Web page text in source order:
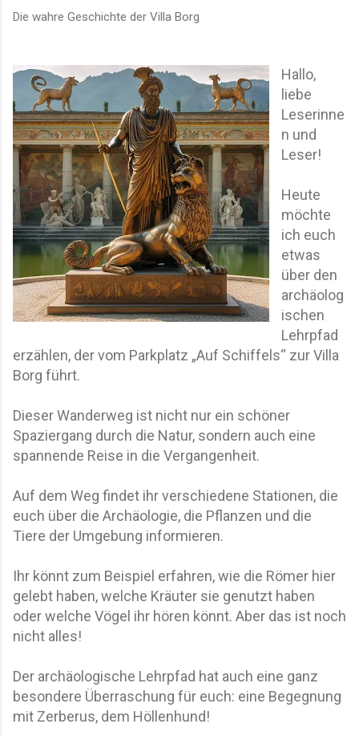
Die wahre Geschichte der Villa Borg
Hallo,
liebe
Leserinne
n und
Leser!
Heute
möchte
ich euch
etwas
über den
archäolog
ischen
Lehrpfad
erzählen, der vom Parkplatz „Auf Schiffels“ zur Villa
Borg führt.
Dieser Wanderweg ist nicht nur ein schöner
Spaziergang durch die Natur, sondern auch eine
spannende Reise in die Vergangenheit.
Auf dem Weg findet ihr verschiedene Stationen, die
euch über die Archäologie, die Pflanzen und die
Tiere der Umgebung informieren.
Ihr könnt zum Beispiel erfahren, wie die Römer hier
gelebt haben, welche Kräuter sie genutzt haben
oder welche Vögel ihr hören könnt. Aber das ist noch
nicht alles!
Der archäologische Lehrpfad hat auch eine ganz
besondere Überraschung für euch: eine Begegnung
mit Zerberus, dem Höllenhund!